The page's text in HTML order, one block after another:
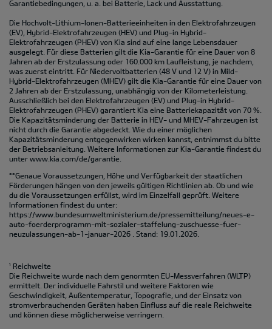
Garantiebedingungen, u. a. bei Batterie, Lack und Ausstattung.
Die Hochvolt-Lithium-Ionen-Batterieeinheiten in den Elektrofahrzeugen
(EV), Hybrid-Elektrofahrzeugen (HEV) und Plug-in Hybrid-
Elektrofahrzeugen (PHEV) von Kia sind auf eine lange Lebensdauer
ausgelegt. Für diese Batterien gilt die Kia-Garantie für eine Dauer von 8
Jahren ab der Erstzulassung oder 160.000 km Laufleistung, je nachdem,
was zuerst eintritt. Für Niedervoltbatterien (48 V und 12 V) in Mild-
Hybrid-Elektrofahrzeugen (MHEV) gilt die Kia-Garantie für eine Dauer von
2 Jahren ab der Erstzulassung, unabhängig von der Kilometerleistung.
Ausschließlich bei den Elektrofahrzeugen (EV) und Plug-in Hybrid-
Elektrofahrzeugen (PHEV) garantiert Kia eine Batteriekapazität von 70 %.
Die Kapazitätsminderung der Batterie in HEV- und MHEV-Fahrzeugen ist
nicht durch die Garantie abgedeckt. Wie du einer möglichen
Kapazitätsminderung entgegenwirken wirken kannst, entnimmst du bitte
der Betriebsanleitung. Weitere Informationen zur Kia-Garantie findest du
unter www.kia.com/de/garantie.
**Genaue Voraussetzungen, Höhe und Verfügbarkeit der staatlichen
Förderungen hängen von den jeweils gültigen Richtlinien ab. Ob und wie
du die Voraussetzungen erfüllst, wird im Einzelfall geprüft. Weitere
Informationen findest du unter:
https://www.bundesumweltministerium.de/pressemitteilung/neues-e-
auto-foerderprogramm-mit-sozialer-staffelung-zuschuesse-fuer-
neuzulassungen-ab-1-januar-2026 . Stand: 19.01.2026.
¹ Reichweite
Die Reichweite wurde nach dem genormten EU-Messverfahren (WLTP)
ermittelt. Der individuelle Fahrstil und weitere Faktoren wie
Geschwindigkeit, Außentemperatur, Topografie‚ und der Einsatz von
stromverbrauchenden Geräten haben Einfluss auf die reale Reichweite
und können diese möglicherweise verringern.